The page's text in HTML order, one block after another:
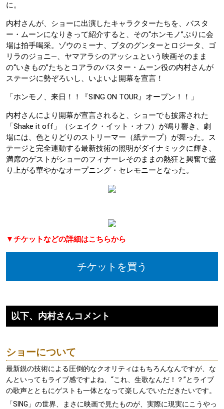
に。
内村さんが、ショーに出演したキャラクターたちを、バスタ
ー・ムーンになりきって紹介すると、その“ホンモノ”ぶりに会
場は拍手喝采。ゾウのミーナ、ブタのグンターとロジータ、ゴ
リラのジョニ―、ヤマアラシのアッシュという映画そのまま
の“いきもの”たちとコアラのバスター・ムーン役の内村さんが
ステージに勢ぞろいし、いよいよ開幕を宣言！
「ホンモノ、来日！！『SING ON TOUR』オープン！！」
内村さんにより開幕が宣言されると、ショーでも披露された
「Shake it off」（シェイク・イット・オフ）が鳴り響き、劇
場には、色とりどりのストリーマー（紙テープ）が舞った。ス
テージと完全連動する最新技術の照明がダイナミックに輝き、
満席のゲストがショーのフィナーレそのままの熱狂と興奮で盛
り上がる華やかなオープニング・セレモニーとなった。
▼チケットなどの詳細はこちらから
チケットを買う
以下、内村さんコメント
ショーについて
最新鋭の技術による圧倒的なクオリティはもちろんなんですが、な
んといってもライブ感ですよね、“これ、生歌なんだ！？”とライブ
の歌声とともにゲストも一体となって楽しんでいただきたいです。
「SING」の世界、まさに映画で見たものが、実際に現実にこうやっ